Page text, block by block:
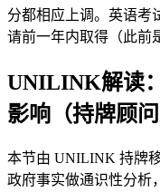
分都相应上调。英语考
请前一年内取得（此前
UNILINK解读
影响（持牌顾问
本节由 UNILINK 持牌
政府事实做通识性分析